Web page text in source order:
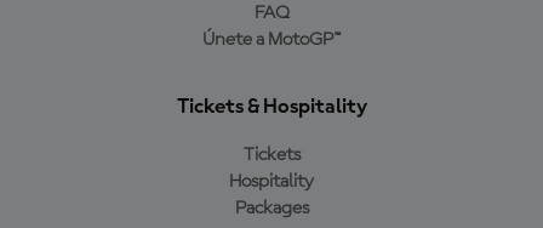
FAQ
Únete a MotoGP™
Tickets & Hospitality
Tickets
Hospitality
Packages